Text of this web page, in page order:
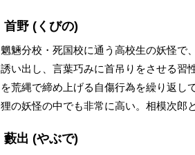
首野 (くびの)
魍魎分校・死国校に通う高校生の妖怪で
誘い出し、言葉巧みに首吊りをさせる習
を荒縄で締め上げる自傷行為を繰り返し
狸の妖怪の中でも非常に高い。相模次郎
藪出 (やぶで)